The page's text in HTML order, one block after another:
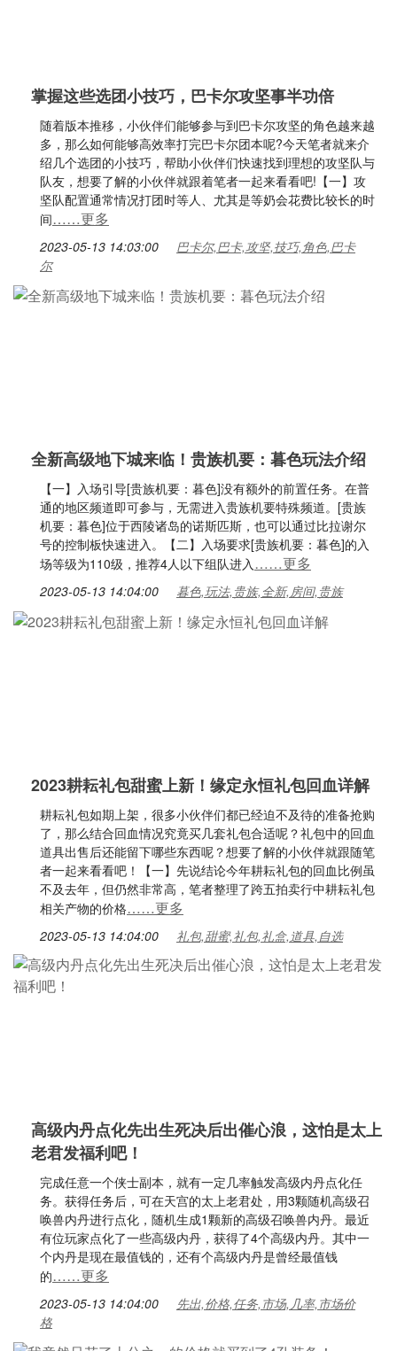
掌握这些选团小技巧，巴卡尔攻坚事半功倍
随着版本推移，小伙伴们能够参与到巴卡尔攻坚的角色越来越
多，那么如何能够高效率打完巴卡尔团本呢?今天笔者就来介
绍几个选团的小技巧，帮助小伙伴们快速找到理想的攻坚队与
队友，想要了解的小伙伴就跟着笔者一起来看看吧!【一】攻
坚队配置通常情况打团时等人、尤其是等奶会花费比较长的时
间……更多
2023-05-13 14:03:00
巴卡尔,巴卡,攻坚,技巧,角色,巴卡
尔
全新高级地下城来临！贵族机要：暮色玩法介绍
【一】入场引导[贵族机要：暮色]没有额外的前置任务。在普
通的地区频道即可参与，无需进入贵族机要特殊频道。[贵族
机要：暮色]位于西陵诸岛的诺斯匹斯，也可以通过比拉谢尔
号的控制板快速进入。【二】入场要求[贵族机要：暮色]的入
场等级为110级，推荐4人以下组队进入……更多
2023-05-13 14:04:00 暮色,玩法,贵族,全新,房间,贵族
2023耕耘礼包甜蜜上新！缘定永恒礼包回血详解
耕耘礼包如期上架，很多小伙伴们都已经迫不及待的准备抢购
了，那么结合回血情况究竟买几套礼包合适呢？礼包中的回血
道具出售后还能留下哪些东西呢？想要了解的小伙伴就跟随笔
者一起来看看吧！【一】先说结论今年耕耘礼包的回血比例虽
不及去年，但仍然非常高，笔者整理了跨五拍卖行中耕耘礼包
相关产物的价格……更多
2023-05-13 14:04:00 礼包,甜蜜,礼包,礼盒,道具,自选
高级内丹点化先出生死决后出催心浪，这怕是太上
老君发福利吧！
完成任意一个侠士副本，就有一定几率触发高级内丹点化任
务。获得任务后，可在天宫的太上老君处，用3颗随机高级召
唤兽内丹进行点化，随机生成1颗新的高级召唤兽内丹。最近
有位玩家点化了一些高级内丹，获得了4个高级内丹。其中一
个内丹是现在最值钱的，还有个高级内丹是曾经最值钱
的……更多
2023-05-13 14:04:00
先出,价格,任务,市场,几率,市场价
格